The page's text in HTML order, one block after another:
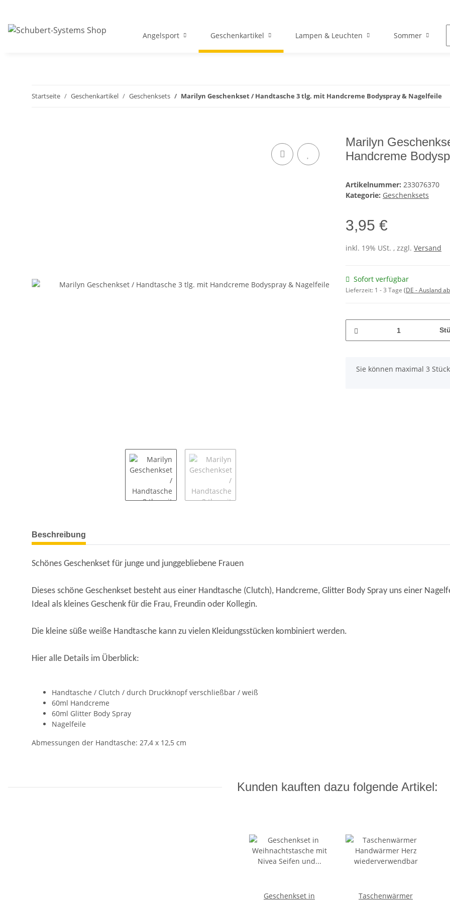
Angelsport Geschenkartikel Lampen & Leuchten Sommer
Startseite Geschenkartikel Geschenksets Marilyn Geschenkset / Handtasche 3 tlg. mit Handcreme Bodyspray & Nagelfeile
Marilyn
Handcreme
Artikelnummer: 233076370
Kategorie: Geschenksets
3,95 €
inkl. 19% USt. , zzgl. Versand
Sofort verfügbar
Lieferzeit: 1 - 3 Tage (DE - Ausland
x
Sie können maximal 3
Beschreibung
Schönes Geschenkset für junge und junggebliebene Frauen
Dieses schöne Geschenkset besteht aus einer Handtasche (Clutch), Handcreme, Glitter Body Spray uns einer
Ideal als kleines Geschenk für die Frau, Freundin oder Kollegin.
Die kleine süße weiße Handtasche kann zu vielen Kleidungsstücken kombiniert werden.
Hier alle Details im Überblick:
Handtasche / Clutch / durch Druckknopf verschließbar / weiß
60ml Handcreme
60ml Glitter Body Spray
Nagelfeile
Abmessungen der Handtasche: 27,4 x 12,5 cm
Kunden kauften dazu folgende Artikel:
Geschenkset in
Taschenwärmer